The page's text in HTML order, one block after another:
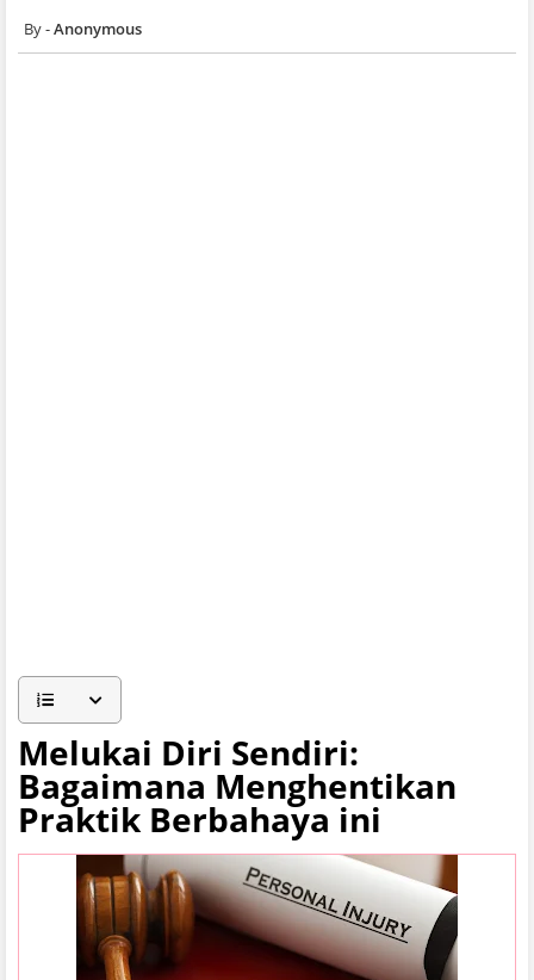
Anonymous
Melukai Diri Sendiri:
Bagaimana Menghentikan
Praktik Berbahaya ini